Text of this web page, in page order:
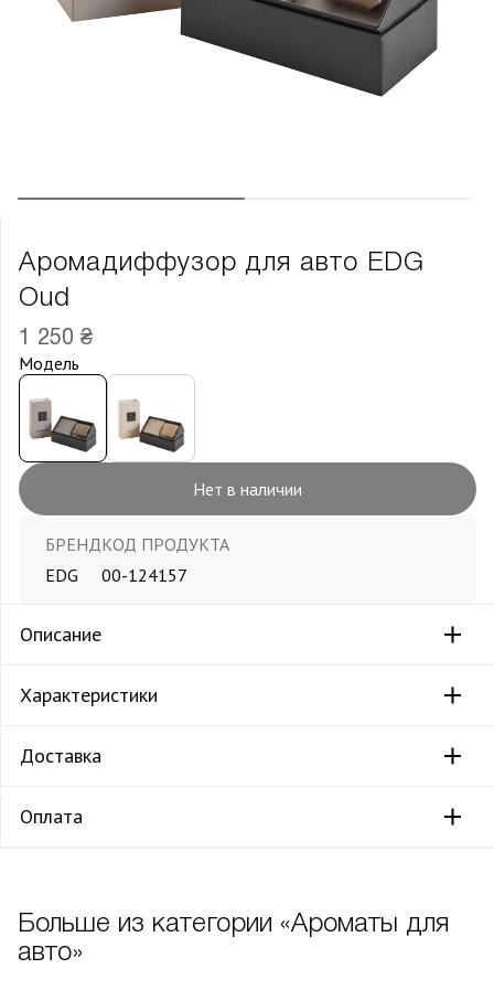
Аромадиффузор для авто EDG
Oud
1 250 ₴
Модель
Нет в наличии
БРЕНД
EDG
КОД ПРОДУКТА
00-124157
Описание
Характеристики
Доставка
Оплата
Больше из категории «Ароматы для
авто»